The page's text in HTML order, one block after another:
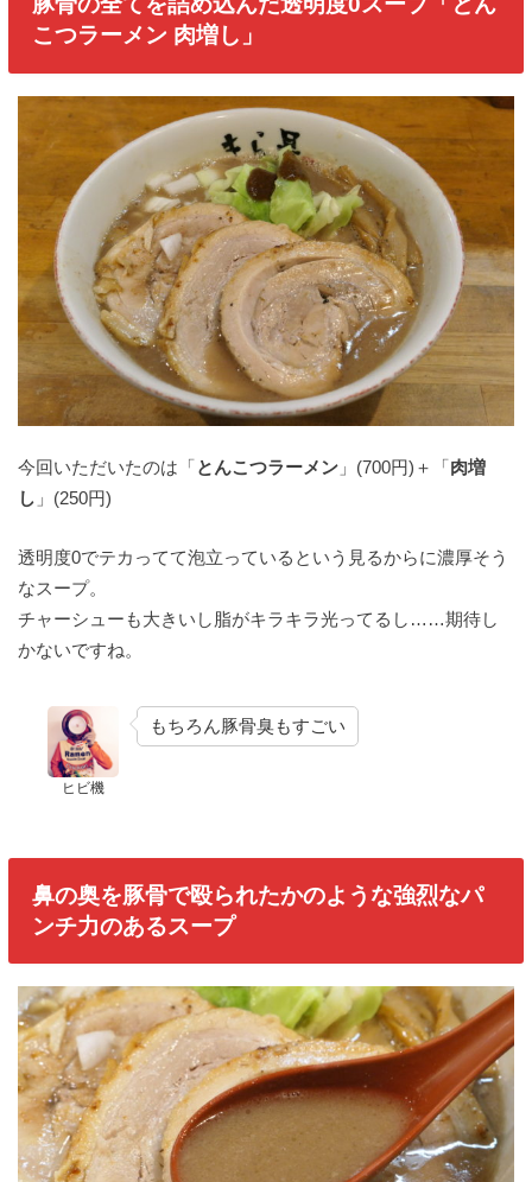
こつラーメン 肉増し」
今回いただいたのは「 とんこつラーメン 」(700円)＋「 肉増
し 」(250円)
透明度0でテカってて泡立っているという見るからに濃厚そう
なスープ。
チャーシューも大きいし脂がキラキラ光ってるし……期待し
かないですね。
ヒビ機
もちろん豚骨臭もすごい
鼻の奥を豚骨で殴られたかのような強烈なパ
ンチ力のあるスープ